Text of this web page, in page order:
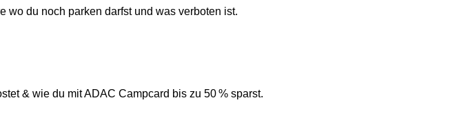
wo du noch parken darfst und was verboten ist.
& wie du mit ADAC Campcard bis zu 50 % sparst.